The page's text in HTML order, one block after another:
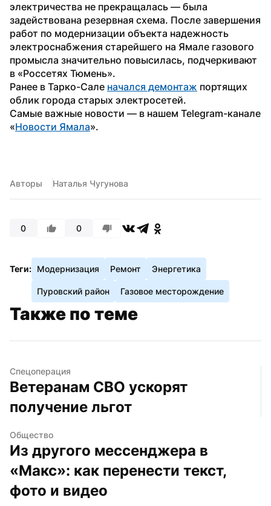
электричества не прекращалась — была
задействована резервная схема. После завершения
работ по модернизации объекта надежность
электроснабжения старейшего на Ямале газового
промысла значительно повысилась, подчеркивают
в «Россетях Тюмень».
Ранее в Тарко-Сале начался демонтаж портящих
облик города старых электросетей.
Самые важные новости — в нашем Telegram-канале
«Новости Ямала».
Авторы Наталья Чугунова
0 0
Теги: Модернизация Ремонт Энергетика
Пуровский район Газовое месторождение
Также по теме
Спецоперация
Ветеранам СВО ускорят
получение льгот
Общество
Из другого мессенджера в
«Макс»: как перенести текст,
фото и видео